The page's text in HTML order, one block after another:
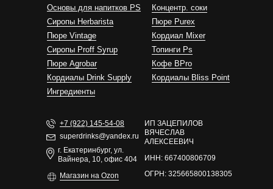
ИП ЗАЦЕПИЛОВ
ВЯЧЕСЛАВ
АЛЕКСЕЕВИЧ
ИНН: 667400806709
ОГРН: 325665800138305
Основы для напитков PS
Сиропы Herbarista
Пюре Vintage
Cиропы Proff Syrup
Пюре Agrobar
Кордиалы Drink Supply
Ингредиенты
superdrinks@yandex.ru
+7 (922) 145-54-08
г. Екатеринбург, ул.
Вайнера, 10, офис 404
Магазин на Ozon
Концентр. соки
Пюре Purex
Кордиал Mixer
Топинги Ps
Кофе BPro
Кордиалы Bliss Point